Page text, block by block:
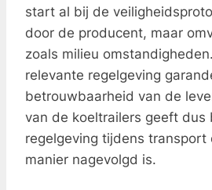
start al bij de
door de producent, maar
zoals milieu
relevante regelgeving
betrouwbaarheid van de
van de koeltrailers geeft dus
regelgeving tijdens transport
manier nagevolgd is.